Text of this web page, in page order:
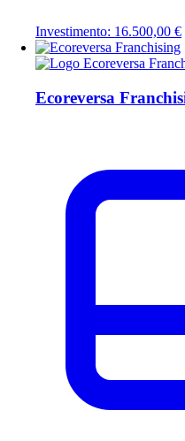
Investimento: 16.500,00 €
Ecoreversa